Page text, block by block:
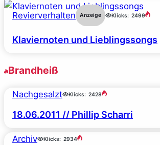
Revierverhalten Anzeige Klicks: 2499
Klaviernoten und Lieblingssongs
Brandheiß
Nachgesalzt Klicks: 2428
18.06.2011 // Phillip Scharri
Archiv Klicks: 2934